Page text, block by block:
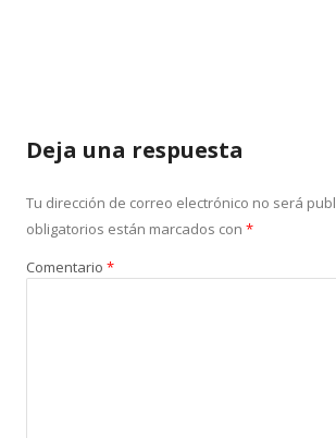
Deja una respuesta
Tu dirección de correo electrónico no será
obligatorios están marcados con *
Comentario *